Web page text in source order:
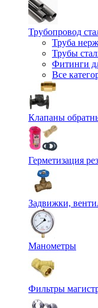
Трубопровод
Труба
Трубы
Фитинги
Все
Клапаны
Герметизация
Задвижки,
Манометры
Фильтры